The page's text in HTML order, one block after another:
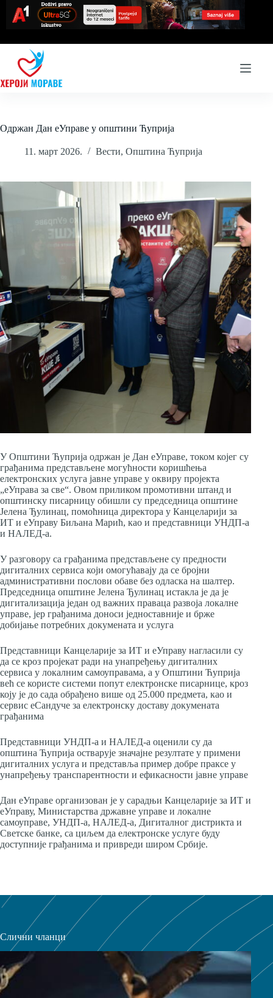
content
Одржан Дан еУправе у општини Ћуприја
11. март 2026. Вести, Општина Ћуприја
У Општини Ћуприја одржан је Дан еУправе, током којег су
грађанима представљене могућности коришћења
електронских услуга јавне управе у оквиру пројекта
„еУправа за све“. Овом приликом промотивни штанд и
општинску писарницу обишли су председница општине
Јелена Ђулинац, помоћница директора у Канцеларији за
ИТ и еУправу Биљана Марић, као и представници УНДП-а
и НАЛЕД-а.
У разговору са грађанима представљене су предности
дигиталних сервиса који омогућавају да се бројни
административни послови обаве без одласка на шалтер.
Председница општине Јелена Ђулинац истакла је да је
дигитализација један од важних праваца развоја локалне
управе, јер грађанима доноси једноставније и брже
добијање потребних докумената и услуга
Представници Канцеларије за ИТ и еУправу нагласили су
да се кроз пројекат ради на унапређењу дигиталних
сервиса у локалним самоуправама, а у Општини Ћуприја
већ се користе системи попут електронске писарнице, кроз
коју је до сада обрађено више од 25.000 предмета, као и
сервис еСандуче за електронску доставу докумената
грађанима
Представници УНДП-а и НАЛЕД-а оценили су да
општина Ћуприја остварује значајне резултате у примени
дигиталних услуга и представља пример добре праксе у
унапређењу транспарентности и ефикасности јавне управе
Дан еУправе организован је у сарадњи Канцеларије за ИТ и
еУправу, Министарства државне управе и локалне
самоуправе, УНДП-а, НАЛЕД-а, Дигиталног дистрикта и
Светске банке, са циљем да електронске услуге буду
доступније грађанима и привреди широм Србије.
Слични чланци